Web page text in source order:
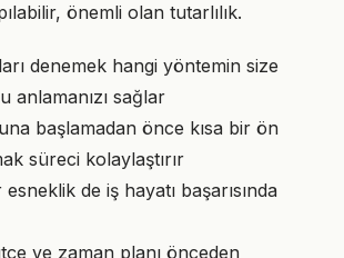
önemli olan tutarlılık.
denemek hangi yöntemin size
anlamanızı sağlar
başlamadan önce kısa bir ön
süreci kolaylaştırır
de iş hayatı başarısında
ve zaman planı önceden